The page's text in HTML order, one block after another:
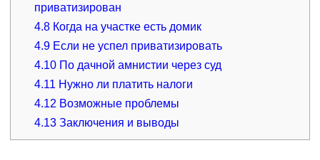
приватизирован
4.8 Когда на участке есть домик
4.9 Если не успел приватизировать
4.10 По дачной амнистии через суд
4.11 Нужно ли платить налоги
4.12 Возможные проблемы
4.13 Заключения и выводы